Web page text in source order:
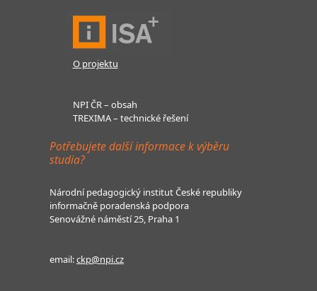
O projektu
NPI ČR – obsah
TREXIMA – technické řešení
Potřebujete další informace k výběru
studia?
Národní pedagogický institut České republiky
informačně poradenská podpora
Senovážné náměstí 25, Praha 1
email:ckp@npi.cz